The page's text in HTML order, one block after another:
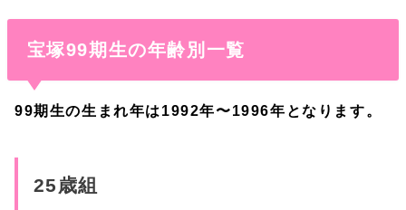
宝塚99期生の年齢別一覧
99期生の生まれ年は1992年〜1996年となります。
25歳組